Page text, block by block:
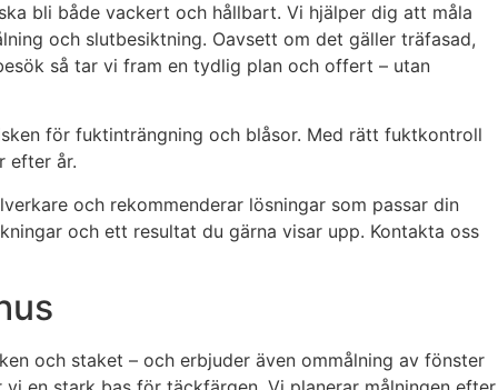
bli både vackert och hållbart. Vi hjälper dig att måla
och slutbesiktning. Oavsett om det gäller träfasad,
så tar vi fram en tydlig plan och offert – utan
för fuktinträngning och blåsor. Med rätt fuktkontroll
efter år.
och rekommenderar lösningar som passar din
och ett resultat du gärna visar upp. Kontakta oss
och staket – och erbjuder även ommålning av fönster